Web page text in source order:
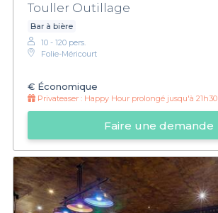
Touller Outillage
Bar à bière
10 - 120 pers.
Folie-Méricourt
€ Économique
Privateaser : Happy Hour prolongé jusqu'à 21h30
Faire une demande